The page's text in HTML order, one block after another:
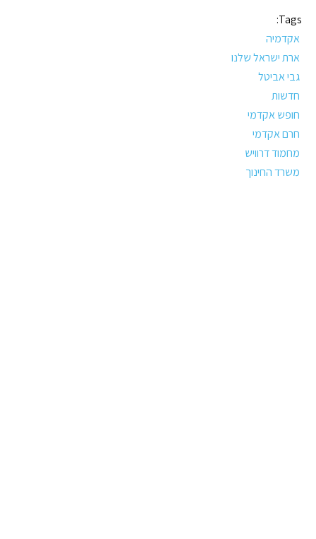
Tags:
אקדמיה
ארת ישראל שלנו
גבי אביטל
חדשות
חופש אקדמי
חרם אקדמי
מחמוד דרוויש
משרד החינוך